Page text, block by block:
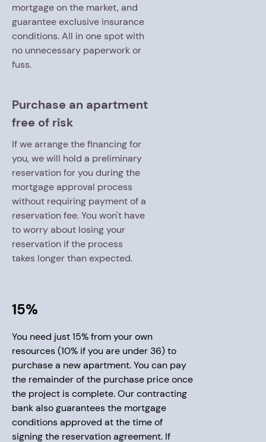
mortgage on the market, and
guarantee exclusive insurance
conditions. All in one spot with
no unnecessary paperwork or
fuss.
Purchase an apartment
free of risk
If we arrange the financing for
you, we will hold a preliminary
reservation for you during the
mortgage approval process
without requiring payment of a
reservation fee. You won't have
to worry about losing your
reservation if the process
takes longer than expected.
15%
You need just 15% from your own
resources (10% if you are under 36) to
purchase a new apartment. You can pay
the remainder of the purchase price once
the project is complete. Our contracting
bank also guarantees the mortgage
conditions approved at the time of
signing the reservation agreement. If